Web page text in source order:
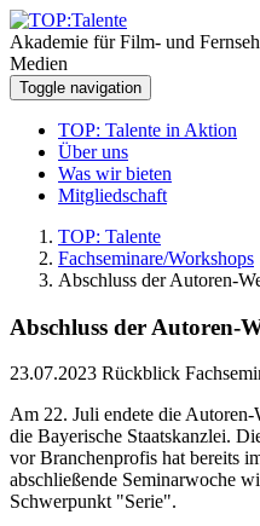
Akademie für Film- und
Medien
Toggle navigation
TOP: Talente in Aktion
Über uns
Was wir bieten
Mitgliedschaft
TOP: Talente
Fachseminare/Workshops
Abschluss der Autoren-
Abschluss der Autoren-
23.07.2023 Rückblick
Am 22. Juli endete die
die Bayerische Staatskanzlei.
vor Branchenprofis hat bereits
abschließende Seminarwoche
Schwerpunkt "Serie".